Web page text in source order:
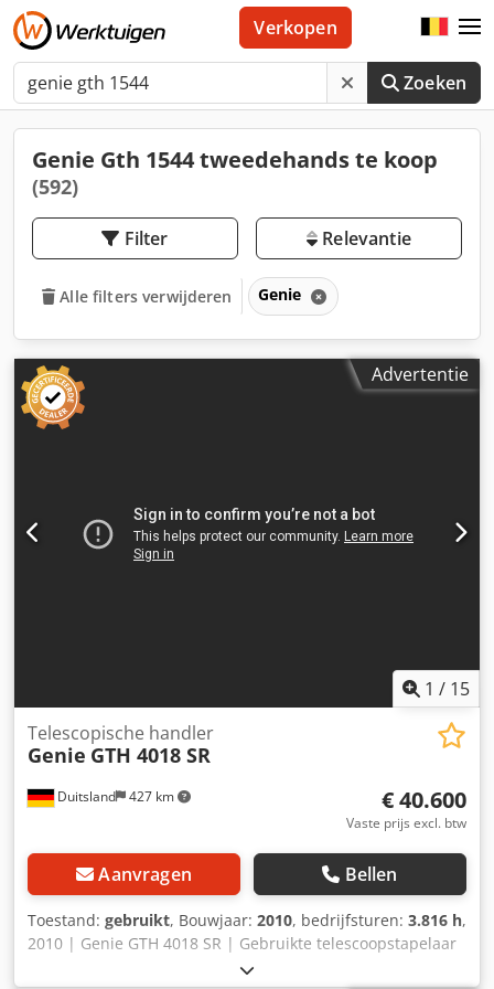
Zoeken
Verkopen
Genie Gth 1544 tweedehands te koop
(592)
Filter Relevantie
Alle filters verwijderen Genie
Advertentie
1 / 15
Duitsland 427 km
Telescopische handler
Genie GTH 4018 SR
€ 40.600
Vaste prijs excl. btw
Aanvragen Bellen
Toestand: gebruikt, Bouwjaar: 2010, bedrijfsturen: 3.816 h,
2010 | Genie GTH 4018 SR | Gebruikte telescoopstapelaar
| 3816 uur 📍Locatie: Duitsland 🚛 Levering mogelijk tot uw